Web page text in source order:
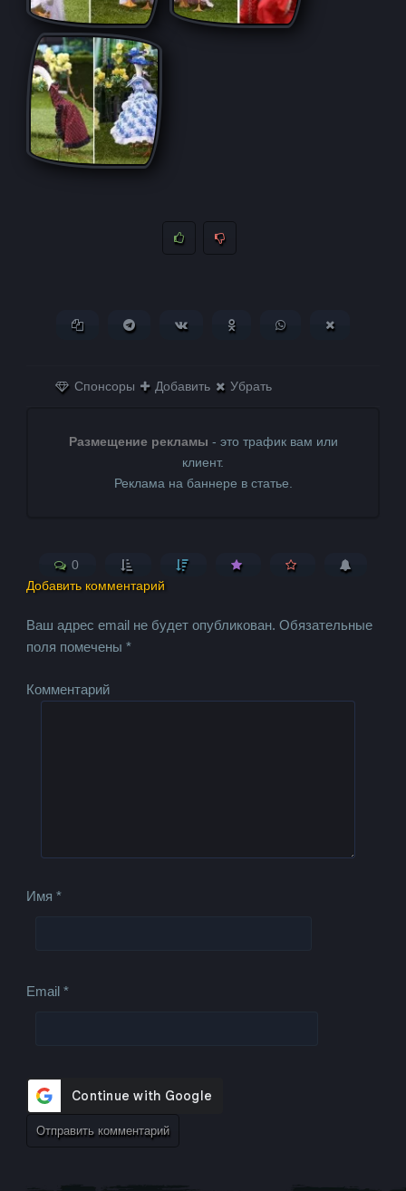
Копировать ссылкуПоделиться в Telegram
Поделиться ВКонтактеПоделиться в
Поделиться в
Спонсоры Добавить Убрать
Размещение рекламы - это трафик вам или
клиент.
Реклама на баннере в статье.
0
Добавить комментарий
Ваш адрес email не будет опубликован. Обязательные
поля помечены*
Комментарий
Имя*
Email*